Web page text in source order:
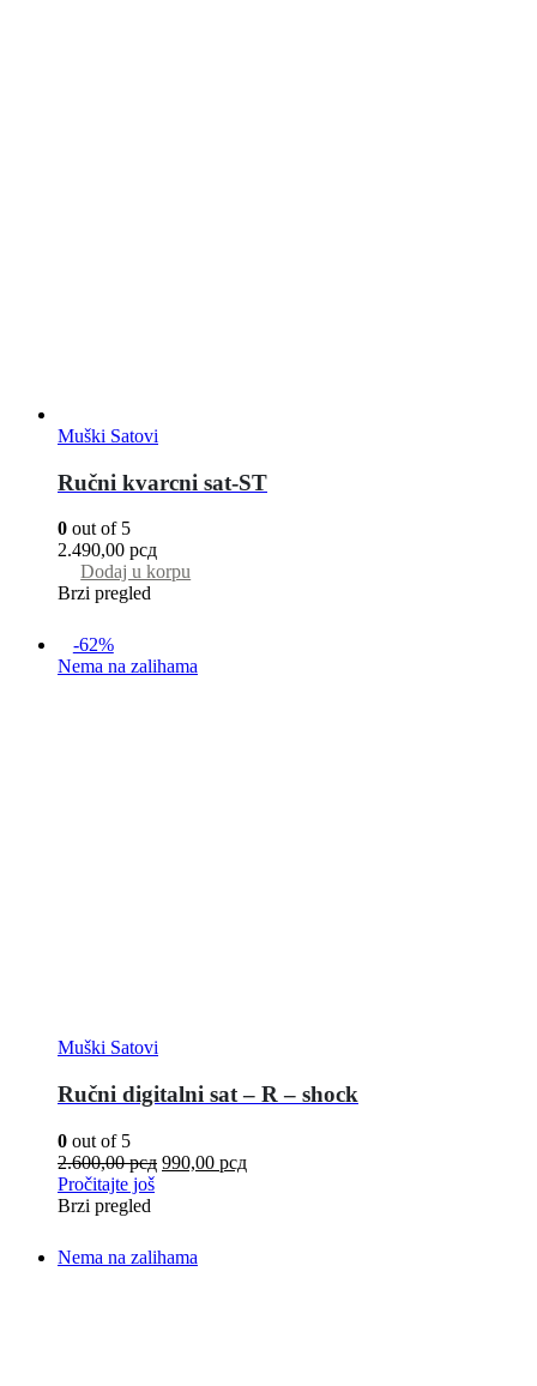
Muški Satovi
Ručni kvarcni sat-ST
0 out of 5
2.490,00 рсд
Dodaj u korpu
Brzi pregled
-62%
Nema na zalihama
Muški Satovi
Ručni digitalni sat – R – shock
0 out of 5
2.600,00рсд 990,00 рсд
Pročitajte još
Brzi pregled
Nema na zalihama